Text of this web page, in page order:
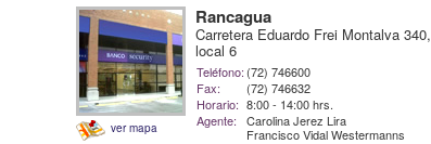
ver mapa
Rancagua
Carretera Eduardo Frei Montalva 340,
local 6
Teléfono: (72) 746600
Fax:
(72) 746632
Horario: 8:00 - 14:00 hrs.
Agente:
Carolina Jerez Lira
Francisco Vidal Westermanns